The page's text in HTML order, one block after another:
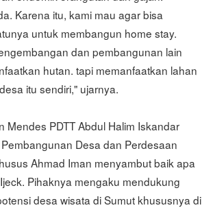
Karena itu, kami mau agar bisa
untuk membangun home stay.
dan pembangunan lain
hutan. tapi memanfaatkan lahan
itu sendiri," ujarnya.
Mendes PDTT Abdul Halim Iskandar
Desa dan Perdesaan
Ahmad Iman menyambut baik apa
Pihaknya mengaku mendukung
desa wisata di Sumut khususnya di